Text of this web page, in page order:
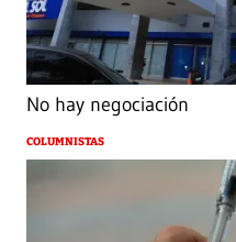
No hay negociación
COLUMNISTAS